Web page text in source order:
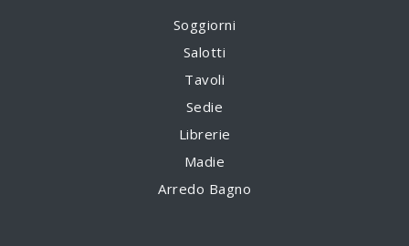
Soggiorni
Salotti
Tavoli
Sedie
Librerie
Madie
Arredo Bagno